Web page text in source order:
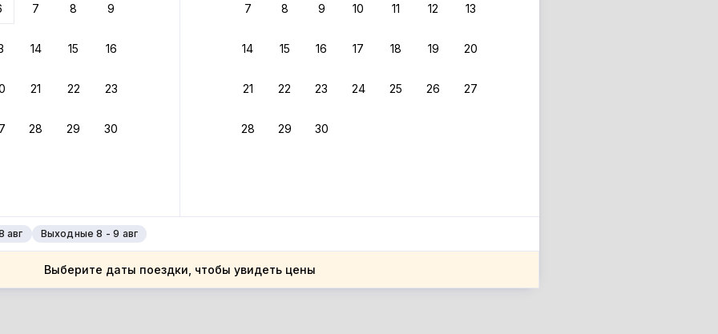
7 8 9
14 15 16
21 22 23
28 29 30
7 8 9 10 11 12 13
14 15 16 17 18 19 20
21 22 23 24 25 26 27
28 29 30
авг Выходные 8 - 9 авг
Выберите даты поездки, чтобы увидеть цены
вариант из результатов поиска не соответствует заданным фильтрам.
область